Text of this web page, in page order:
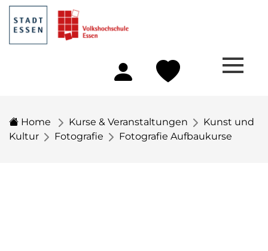
Home Kurse & Veranstaltungen
Kunst und
Kultur
Fotografie Fotografie Aufbaukurse